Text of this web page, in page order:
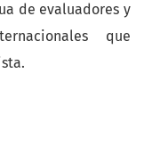
de evaluadores y
que